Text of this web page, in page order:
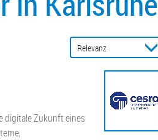
digitale Zukunft eines